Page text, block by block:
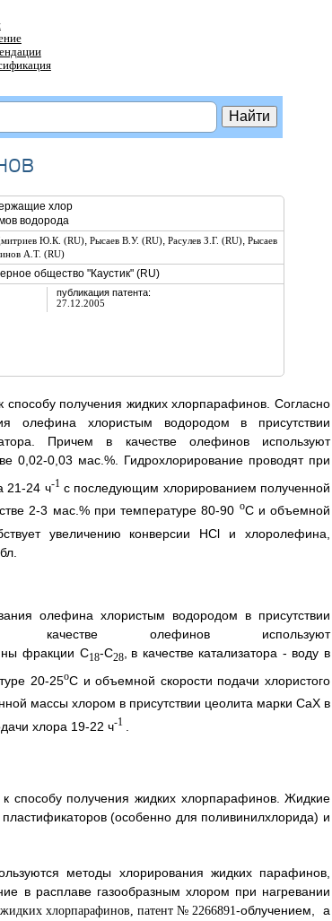
хлор
водорода
Ю.К. (RU), Рысаев В.У. (RU), Расулев З.Г. (RU), Рысаев
А.Т. (RU)
общество "Каустик" (RU)
публикация патента:
27.12.2005
способу получения жидких хлорпарафинов. Согласно
олефина хлористым водородом в присутствии
Причем в качестве олефинов используют
0,02-0,03 мас.%. Гидрохлорирование проводят при
21-24 ч-1с последующим хлорированием полученной
2-3 мас.% при температуре 80-90 оС и объемной
увеличению конверсии HCl и хлоролефина,
олефина хлористым водородом в присутствии
олефинов используют
фракции С18-С28, в качестве катализатора - воду в
20-25оС и объемной скорости подачи хлористого
массы хлором в присутствии цеолита марки СаХ в
хлора 19-22 ч-1
к способу получения жидких хлорпарафинов. Жидкие
(особенно для поливинилхлорида) и
методы хлорирования жидких парафинов,
в расплаве газообразным хлором при нагревании
-облучением, а